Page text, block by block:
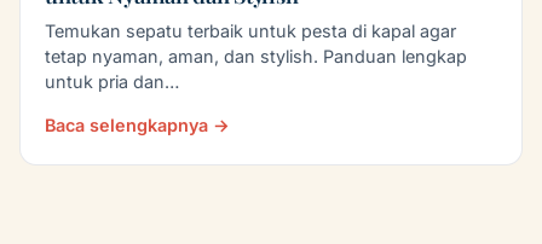
Temukan sepatu terbaik untuk pesta di kapal agar
tetap nyaman, aman, dan stylish. Panduan lengkap
untuk pria dan…
Baca selengkapnya →